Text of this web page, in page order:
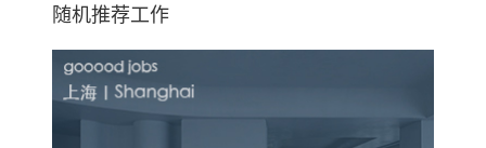
随机推荐工作